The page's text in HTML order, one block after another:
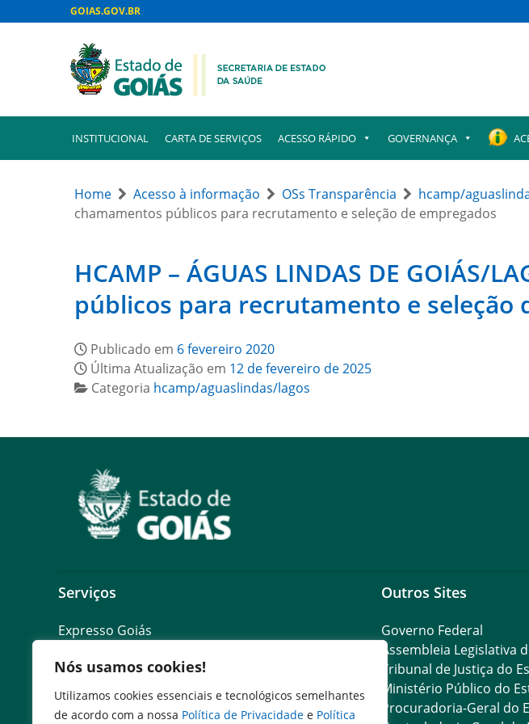
Nós usamos cookies!
Utilizamos cookies essenciais e tecnológicos semelhantes
de acordo com a nossa Política de Privacidade e Política
GOIAS.GOV.BR
INSTITUCIONAL CARTA DE SERVIÇOS ACESSO RÁPIDO GOVERNANÇA
Home Acesso à informação OSs Transparência hcamp/
chamamentos públicos para recrutamento e seleção de empregados
HCAMP – ÁGUAS LINDAS DE GOIÁS/
públicos para recrutamento e seleção
Publicado em 6 fevereiro 2020
Última Atualização em 12 de fevereiro de 2025
Categoria hcamp/aguaslindas/lagos
Serviços
Expresso Goiás
Expresso Servidor
SEI Governadoria
Cadastro de Autoridades
Outros Sites
Governo Federal
Assembleia Legislativa
Tribunal de Justiça do
Ministério Público do
Procuradoria-Geral do